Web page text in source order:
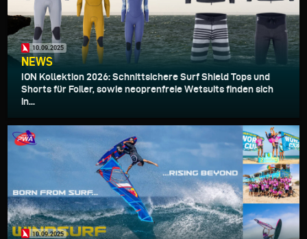
10.09.2025
NEWS
ION Kollektion 2026: Schnittsichere Surf Shield Tops und
Shorts für Foiler, sowie neoprenfreie Wetsuits finden sich
in...
10.09.2025